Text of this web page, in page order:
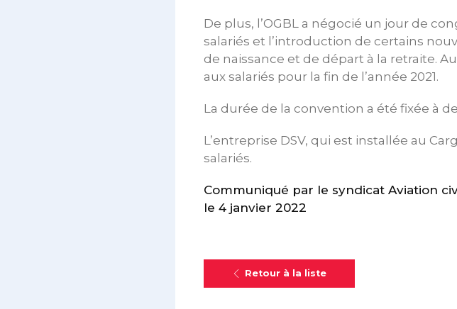
De plus, l’OGBL a négocié un jour de
salariés et l’introduction de certains
de naissance et de départ à la retraite.
aux salariés pour la fin de l’année 2021.
La durée de la convention a été fixée à
L’entreprise DSV, qui est installée au
salariés.
Communiqué par le syndicat Aviation
le 4 janvier 2022
Retour à la liste